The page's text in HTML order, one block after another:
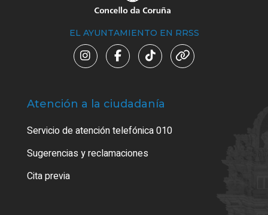
EL AYUNTAMIENTO EN RRSS
Atención a la ciudadanía
Servicio de atención telefónica 010
Sugerencias y reclamaciones
Cita previa